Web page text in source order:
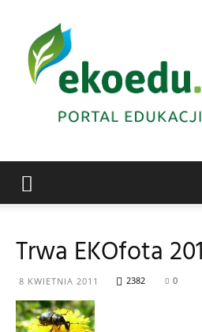
Trwa EKOfota
8 KWIETNIA 2011 2382 0